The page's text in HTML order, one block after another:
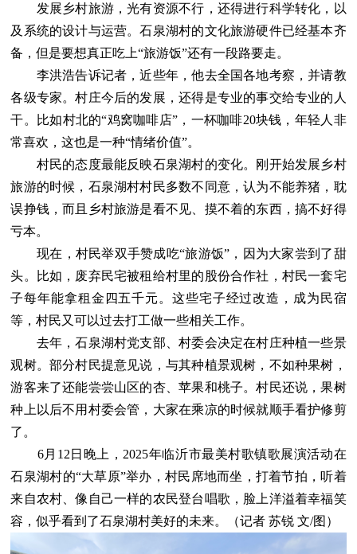
发展乡村旅游，光有资源不行，还得进行科学转化，以
及系统的设计与运营。石泉湖村的文化旅游硬件已经基本齐
备，但是要想真正吃上“旅游饭”还有一段路要走。
李洪浩告诉记者，近些年，他去全国各地考察，并请教
各级专家。村庄今后的发展，还得是专业的事交给专业的人
干。比如村北的“鸡窝咖啡店”，一杯咖啡20块钱，年轻人非
常喜欢，这也是一种“情绪价值”。
村民的态度最能反映石泉湖村的变化。刚开始发展乡村
旅游的时候，石泉湖村村民多数不同意，认为不能养猪，耽
误挣钱，而且乡村旅游是看不见、摸不着的东西，搞不好得
亏本。
现在，村民举双手赞成吃“旅游饭”，因为大家尝到了甜
头。比如，废弃民宅被租给村里的股份合作社，村民一套宅
子每年能拿租金四五千元。这些宅子经过改造，成为民宿
等，村民又可以过去打工做一些相关工作。
去年，石泉湖村党支部、村委会决定在村庄种植一些景
观树。部分村民提意见说，与其种植景观树，不如种果树，
游客来了还能尝尝山区的杏、苹果和桃子。村民还说，果树
种上以后不用村委会管，大家在乘凉的时候就顺手看护修剪
了。
6月12日晚上，2025年临沂市最美村歌镇歌展演活动在
石泉湖村的“大草原”举办，村民席地而坐，打着节拍，听着
来自农村、像自己一样的农民登台唱歌，脸上洋溢着幸福笑
容，似乎看到了石泉湖村美好的未来。（记者 苏锐 文/图）